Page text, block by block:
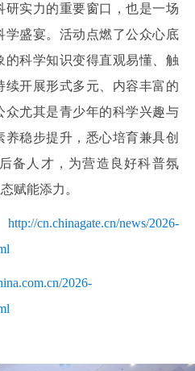
实力的重要窗口，也是一场
学盛宴。活动点燃了公众心底
科学知识变得直观易懂、触
开展形式多元、内容丰富的
尤其是青少年的科学兴趣与
稳步提升，悉心培育兼具创
备人才，为营造良好科普氛
赋能添力。
http://cn.chinagate.cn/news/2026-
2026-